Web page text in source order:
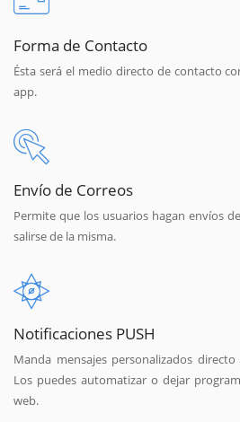
Forma de Contacto
Ésta será el medio directo de contacto
app.
Envío de Correos
Permite que los usuarios hagan envíos
salirse de la misma.
Notificaciones PUSH
Manda mensajes personalizados
Los puedes automatizar o dejar
web.